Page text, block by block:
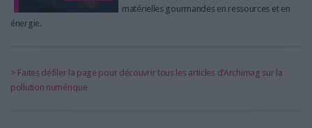
NOS OFFRES D'ABONNEMENTS
matérielles gourmandes en ressources et en
énergie.
> Faites défiler la page pour découvrir tous les articles d'Archimag sur la
pollution numérique